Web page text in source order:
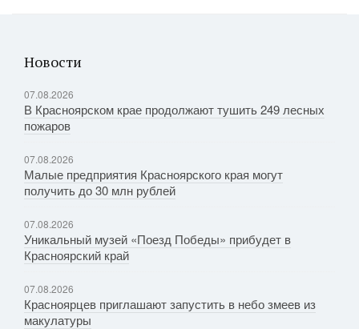
Новости
07.08.2026
В Красноярском крае продолжают тушить 249 лесных
пожаров
07.08.2026
Малые предприятия Красноярского края могут
получить до 30 млн рублей
07.08.2026
Уникальный музей «Поезд Победы» прибудет в
Красноярский край
07.08.2026
Красноярцев приглашают запустить в небо змеев из
макулатуры